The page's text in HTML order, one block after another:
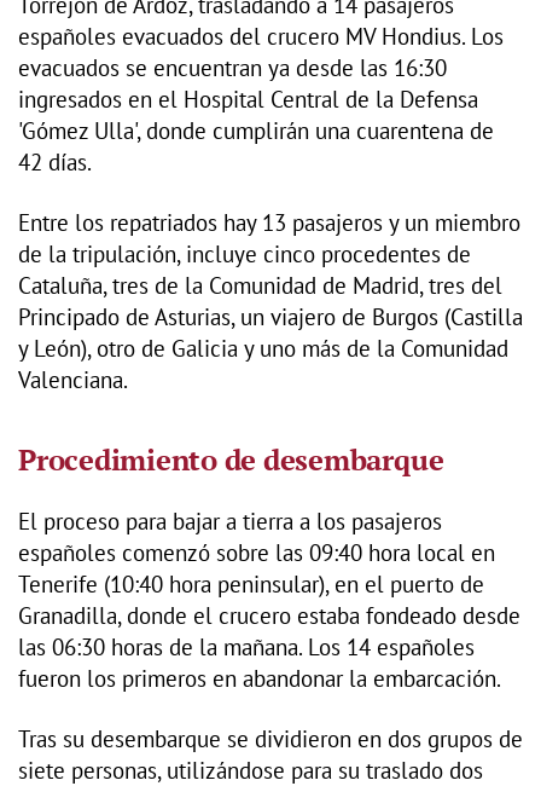
españoles evacuados del crucero MV Hondius. Los
evacuados se encuentran ya desde las 16:30
ingresados en el Hospital Central de la Defensa
'Gómez Ulla', donde cumplirán una cuarentena de
42 días.
Entre los repatriados hay 13 pasajeros y un miembro
de la tripulación, incluye cinco procedentes de
Cataluña, tres de la Comunidad de Madrid, tres del
Principado de Asturias, un viajero de Burgos (Castilla
y León), otro de Galicia y uno más de la Comunidad
Valenciana.
Procedimiento de desembarque
El proceso para bajar a tierra a los pasajeros
españoles comenzó sobre las 09:40 hora local en
Tenerife (10:40 hora peninsular), en el puerto de
Granadilla, donde el crucero estaba fondeado desde
las 06:30 horas de la mañana. Los 14 españoles
fueron los primeros en abandonar la embarcación.
Tras su desembarque se dividieron en dos grupos de
siete personas, utilizándose para su traslado dos